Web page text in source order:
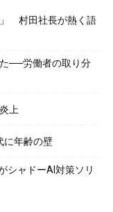
」 村田社長が熱く語
──労働者の取り分
上
に年齢の壁
シャドーAI対策ソリ